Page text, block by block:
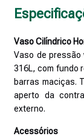
Vaso Cilíndrico
Vaso de pressão
316L, com fundo
barras maciças.
aperto da
externo.
Acessórios